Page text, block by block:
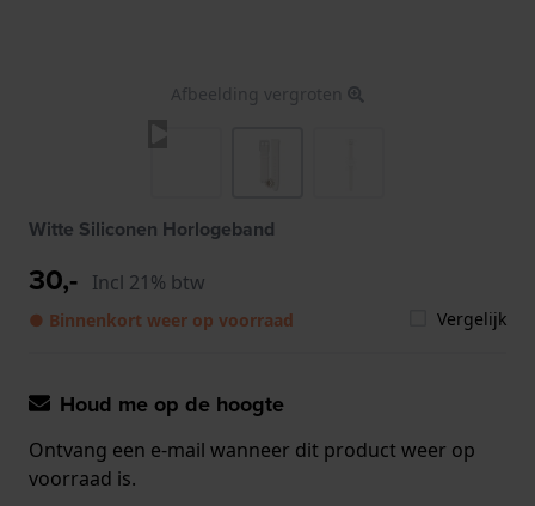
Afbeelding vergroten
Witte Siliconen Horlogeband
30,- Incl 21% btw
● Binnenkort weer op voorraad Vergelijk
Houd me op de hoogte
Ontvang een e-mail wanneer dit product weer op
voorraad is.